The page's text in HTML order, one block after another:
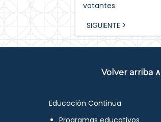
votantes
SIGUIENTE >
Volver arriba ∧
Educación Continua
Programas educativos